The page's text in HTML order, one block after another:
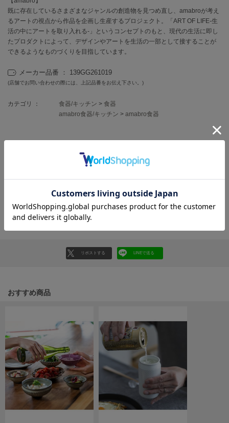
FURFUR
ファーファー
gelato pique
ジェラート ピケ
ジェラート ピケ キャットアンドドッグ
Henon.
へノン
HUNTER
LAATO
ラート
le
既に存在しているさまざまなジャンルの創造物を見つめ直し、amabroが考え
るアートの視点から作品を企画し生産するプロジェクト。「ART OF LIFE-生
活の中にアートを取り入れる-」というコンセプトのもと、現代の生活に即し
たプロダクトによって、デザインやアートを生活の一部として接することが
できるようなものづくりを目指しています。
メーカー品番 ： 139GG261019
(店舗でお問い合わせの際には、上記品番をお伝え下さい。)
カテゴリ ： 食器/キッチン > 食器
amabro食器/キッチン > amabro食器
レビュー投稿で全員に30ポイントプレゼント！
レビューはマイページのご注文履歴から投稿いただけます
返品・キャンセルについて
リポストする LINEで送る
おすすめ商品